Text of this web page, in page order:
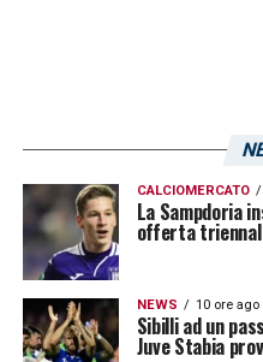
CALCIOMERCATO
La Sampdoria
offerta
NEWS 10 ore ago
Sibilli ad un
Juve Stabia